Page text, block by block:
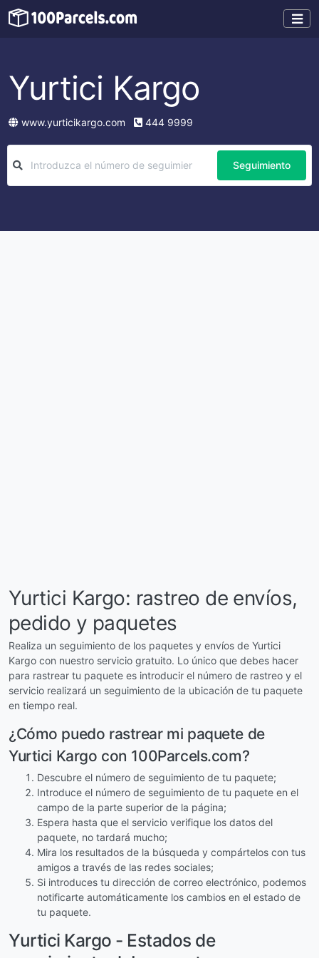
Yurtici Kargo
www.yurticikargo.com 444 9999
Seguimiento
Yurtici Kargo: rastreo de envíos,
pedido y paquetes
Realiza un seguimiento de los paquetes y envíos de Yurtici
Kargo con nuestro servicio gratuito. Lo único que debes hacer
para rastrear tu paquete es introducir el número de rastreo y el
servicio realizará un seguimiento de la ubicación de tu paquete
en tiempo real.
¿Cómo puedo rastrear mi paquete de
Yurtici Kargo con 100Parcels.com?
Descubre el número de seguimiento de tu paquete;
Introduce el número de seguimiento de tu paquete en el
campo de la parte superior de la página;
Espera hasta que el servicio verifique los datos del
paquete, no tardará mucho;
Mira los resultados de la búsqueda y compártelos con tus
amigos a través de las redes sociales;
Si introduces tu dirección de correo electrónico, podemos
notificarte automáticamente los cambios en el estado de
tu paquete.
Yurtici Kargo - Estados de